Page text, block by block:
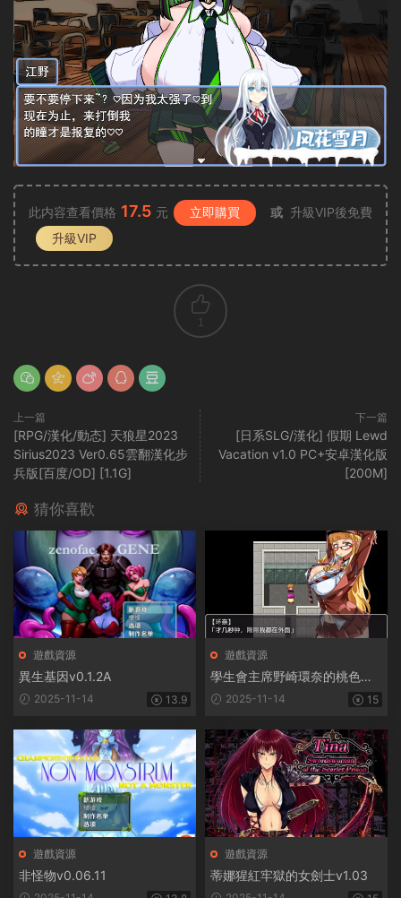
此内容查看價格 17.5 元 立即購買 或 升級VIP後免費
升級VIP
1
上一篇
[RPG/漢化/動态] 天狼星2023
Sirius2023 Ver0.65雲翻漢化步
兵版[百度/OD] [1.1G]
下一篇
[日系SLG/漢化] 假期 Lewd
Vacation v1.0 PC+安卓漢化版
[200M]
猜你喜歡
遊戲資源
異生基因v0.1.2A
2025-11-14 13.9
遊戲資源
學生會主席野崎環奈的桃色煩
惱 2025-11-14 15
遊戲資源
非怪物v0.06.11
遊戲資源
蒂娜猩紅牢獄的女劍士v1.03